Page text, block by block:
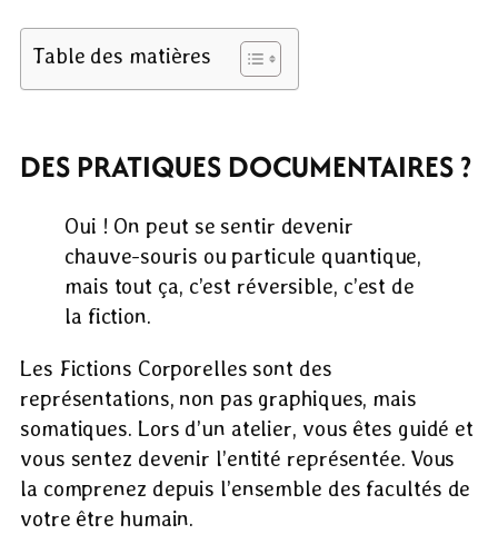
Table des matières
DES PRATIQUES DOCUMENTAIRES ?
Oui ! On peut se sentir devenir
chauve-souris ou particule quantique,
mais tout ça, c’est réversible, c’est de
la fiction.
Les Fictions Corporelles sont des
représentations, non pas graphiques, mais
somatiques. Lors d’un atelier, vous êtes guidé et
vous sentez devenir l’entité représentée. Vous
la comprenez depuis l’ensemble des facultés de
votre être humain.